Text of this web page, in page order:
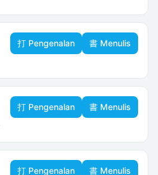
打 Pengenalan 書 Menulis
打 Pengenalan 書 Menulis
打 Pengenalan 書 Menulis